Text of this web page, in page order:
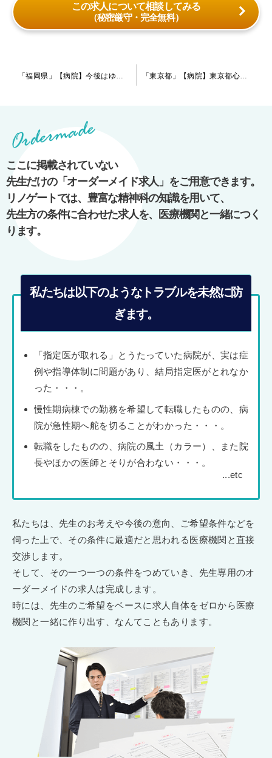
この求人について相談してみる
（秘密厳守・完全無料）
ゲ
シ
ョ
ン
「福岡県」【病院】今後はゆったりと働きたいとお考えの指定医の先生におススメです。統合失調症・認知症・気分障害圏がメインの慢性期病院です。 「東京都」【病院】東京都心からのアクセスが非常に良好です。急性期の病院で働きたい、教育・指導などに興味のある先生にお薦めです。
ここに掲載されていない
先生だけの「オーダーメイド求人」をご用意できます。
リノゲートでは、豊富な精神科の知識を用いて、
先生方の条件に合わせた求人を、医療機関と一緒につく
ります。
私たちは以下のようなトラブルを未然に防
ぎます。
「指定医が取れる」とうたっていた病院が、実は症
例や指導体制に問題があり、結局指定医がとれなか
った・・・。
慢性期病棟での勤務を希望して転職したものの、病
院が急性期へ舵を切ることがわかった・・・。
転職をしたものの、病院の風土（カラー）、また院
長やほかの医師とそりが合わない・・・。
私たちは、先生のお考えや今後の意向、ご希望条件などを
伺った上で、その条件に最適だと思われる医療機関と直接
交渉します。
そして、その一つ一つの条件をつめていき、先生専用のオ
ーダーメイドの求人は完成します。
時には、先生のご希望をベースに求人自体をゼロから医療
機関と一緒に作り出す、なんてこともあります。